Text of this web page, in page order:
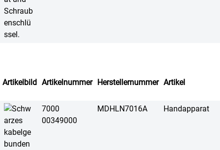
Artikelbild Artikelnummer Herstellernummer Artikel
7000
00349000
MDHLN7016A Handapparat